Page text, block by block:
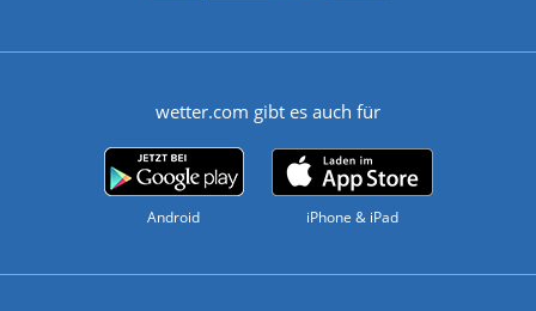
wetter.com gibt es auch für
Android iPhone & iPad